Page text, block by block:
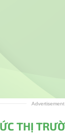
Advertisement
THỊ